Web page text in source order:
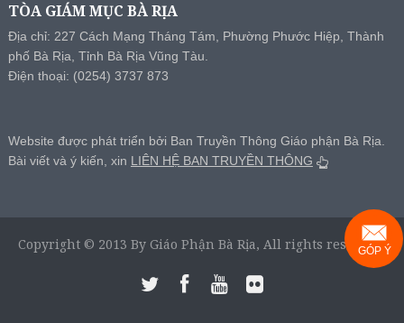
TÒA GIÁM MỤC BÀ RỊA
Địa chỉ: 227 Cách Mạng Tháng Tám, Phường Phước Hiệp, Thành
phố Bà Rịa, Tỉnh Bà Rịa Vũng Tàu.
Điện thoại: (0254) 3737 873
Website được phát triển bởi Ban Truyền Thông Giáo phận Bà Rịa.
Bài viết và ý kiến, xin LIÊN HỆ BAN TRUYỀN THÔNG
Copyright © 2013 By Giáo Phận Bà Rịa, All rights reserved.
GÓP Ý